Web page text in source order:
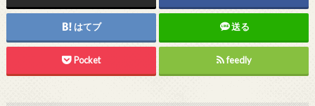
はてブ 送る
Pocket feedly